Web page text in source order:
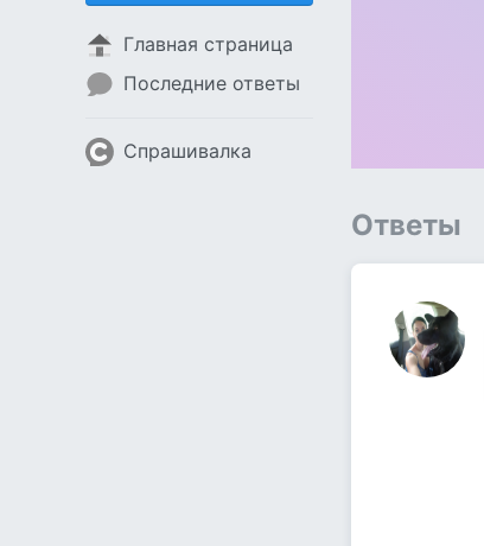
Главная страница
Последние ответы
Спрашивалка
Ответы